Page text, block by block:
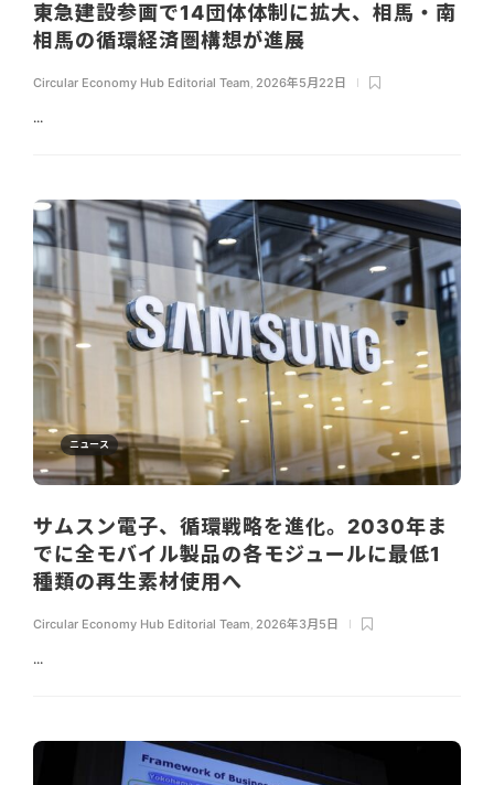
東急建設参画で14団体体制に拡大、相馬・南
相馬の循環経済圏構想が進展
Circular Economy Hub Editorial Team, 2026年5月22日
...
ニュース
サムスン電子、循環戦略を進化。2030年ま
でに全モバイル製品の各モジュールに最低1
種類の再生素材使用へ
Circular Economy Hub Editorial Team 2026年3月5日
...